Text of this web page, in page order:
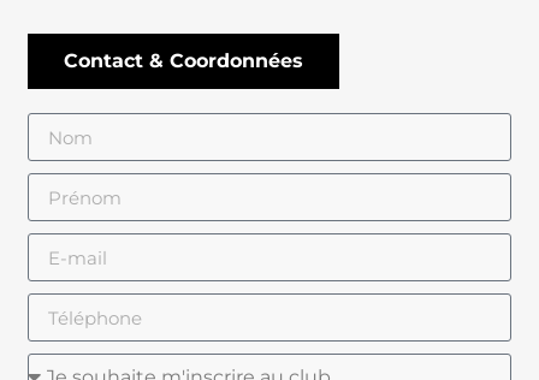
Contact & Coordonnées